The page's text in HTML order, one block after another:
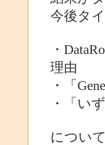
今後タ
・
理由
・「
・「い
につい